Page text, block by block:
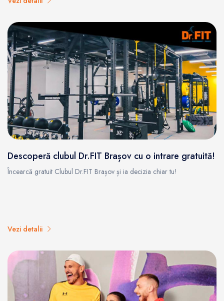
Descoperă clubul Dr.FIT Brașov cu o intrare gratuită!
Încearcă gratuit Clubul Dr.FIT Brașov și ia decizia chiar tu!
Vezi detalii